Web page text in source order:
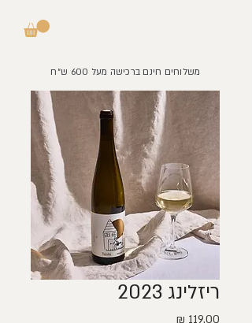
משלוחים חינם ברכישה מעל 600 ש״ח
ריזלינג 2023